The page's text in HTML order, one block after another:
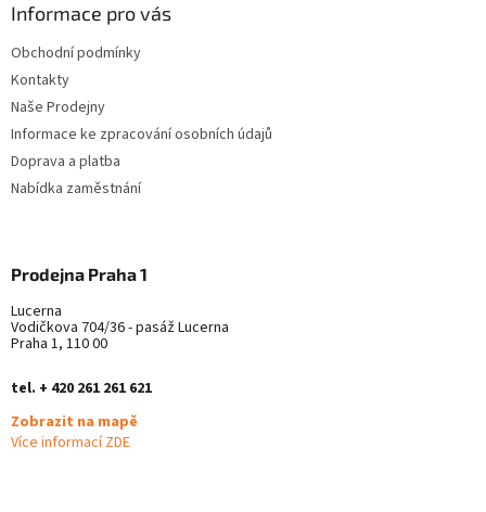
Informace pro vás
Obchodní podmínky
Kontakty
Naše Prodejny
Informace ke zpracování osobních údajů
Doprava a platba
Nabídka zaměstnání
Prodejna Praha 1
Lucerna
Vodičkova 704/36 - pasáž Lucerna
Praha 1, 110 00
tel. + 420 261 261 621
Zobrazit na mapě
Více informací ZDE